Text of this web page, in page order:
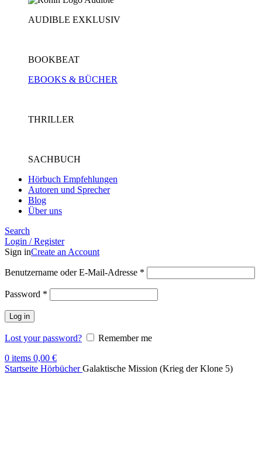
AUDIBLE EXKLUSIV
BOOKBEAT
EBOOKS & BÜCHER
THRILLER
SACHBUCH
Hörbuch Empfehlungen
Autoren und Sprecher
Blog
Über uns
Search
Login / Register
Sign inCreate an Account
Benutzername oder E-Mail-Adresse *
Password *
Log in
Lost your password?
Remember me
0 items 0,00 €
Startseite HörbücherGalaktische Mission (Krieg der Klone 5)